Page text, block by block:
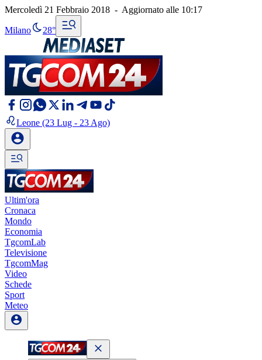
Mercoledì 21 Febbraio 2018 - Aggiornato alle 10:17
Milano 28°
Leone (23 Lug - 23 Ago)
Ultim'ora
Cronaca
Mondo
Economia
TgcomLab
Televisione
TgcomMag
Video
Schede
Sport
Meteo